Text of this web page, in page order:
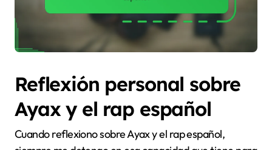
Reflexión personal sobre
Ayax y el rap español
Cuando reflexiono sobre Ayax y el rap español,